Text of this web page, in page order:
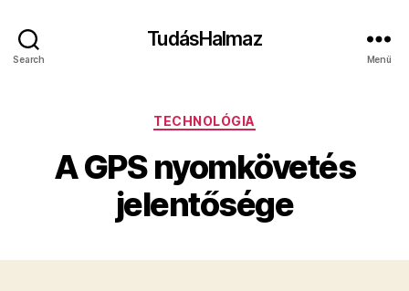
Search
TudásHalmaz
Menü
Kategóriák
TECHNOLÓGIA
A GPS nyomkövetés
jelentősége